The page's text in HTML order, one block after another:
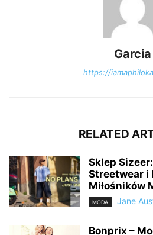
Garcia
https://
RELATED
Sklep
Streetwear i
Miłośników
MODA Jane
Bonprix –